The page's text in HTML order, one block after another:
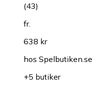
(43)
fr.
638 kr
hos Spelbutiken.se
+5 butiker